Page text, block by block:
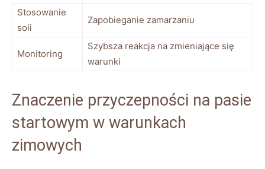
Stosowanie
soli
Zapobieganie zamarzaniu
Monitoring
Szybsza⁣ reakcja ⁣na ⁢zmieniające się
warunki
Znaczenie przyczepności ⁣na pasie
⁣startowym w warunkach
zimowych